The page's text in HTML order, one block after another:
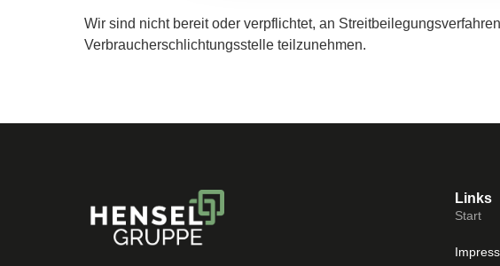
Wir sind nicht bereit oder verpflichtet, an
Verbraucherschlichtungsstelle teilzunehmen.
Links
Start